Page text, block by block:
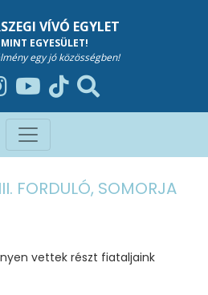
VÍVÓ EGYLET
EGYESÜLET!
egy jó közösségben!
FORDULÓ, SOMORJA
vettek részt fiataljaink